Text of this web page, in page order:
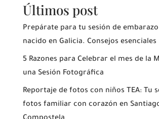
Últimos post
Prepárate para tu sesión de
nacido en Galicia. Consejos esenciales
5 Razones para Celebrar el mes de la
una Sesión Fotográfica
Reportaje de fotos con niños TEA: Tu
fotos familiar con corazón en